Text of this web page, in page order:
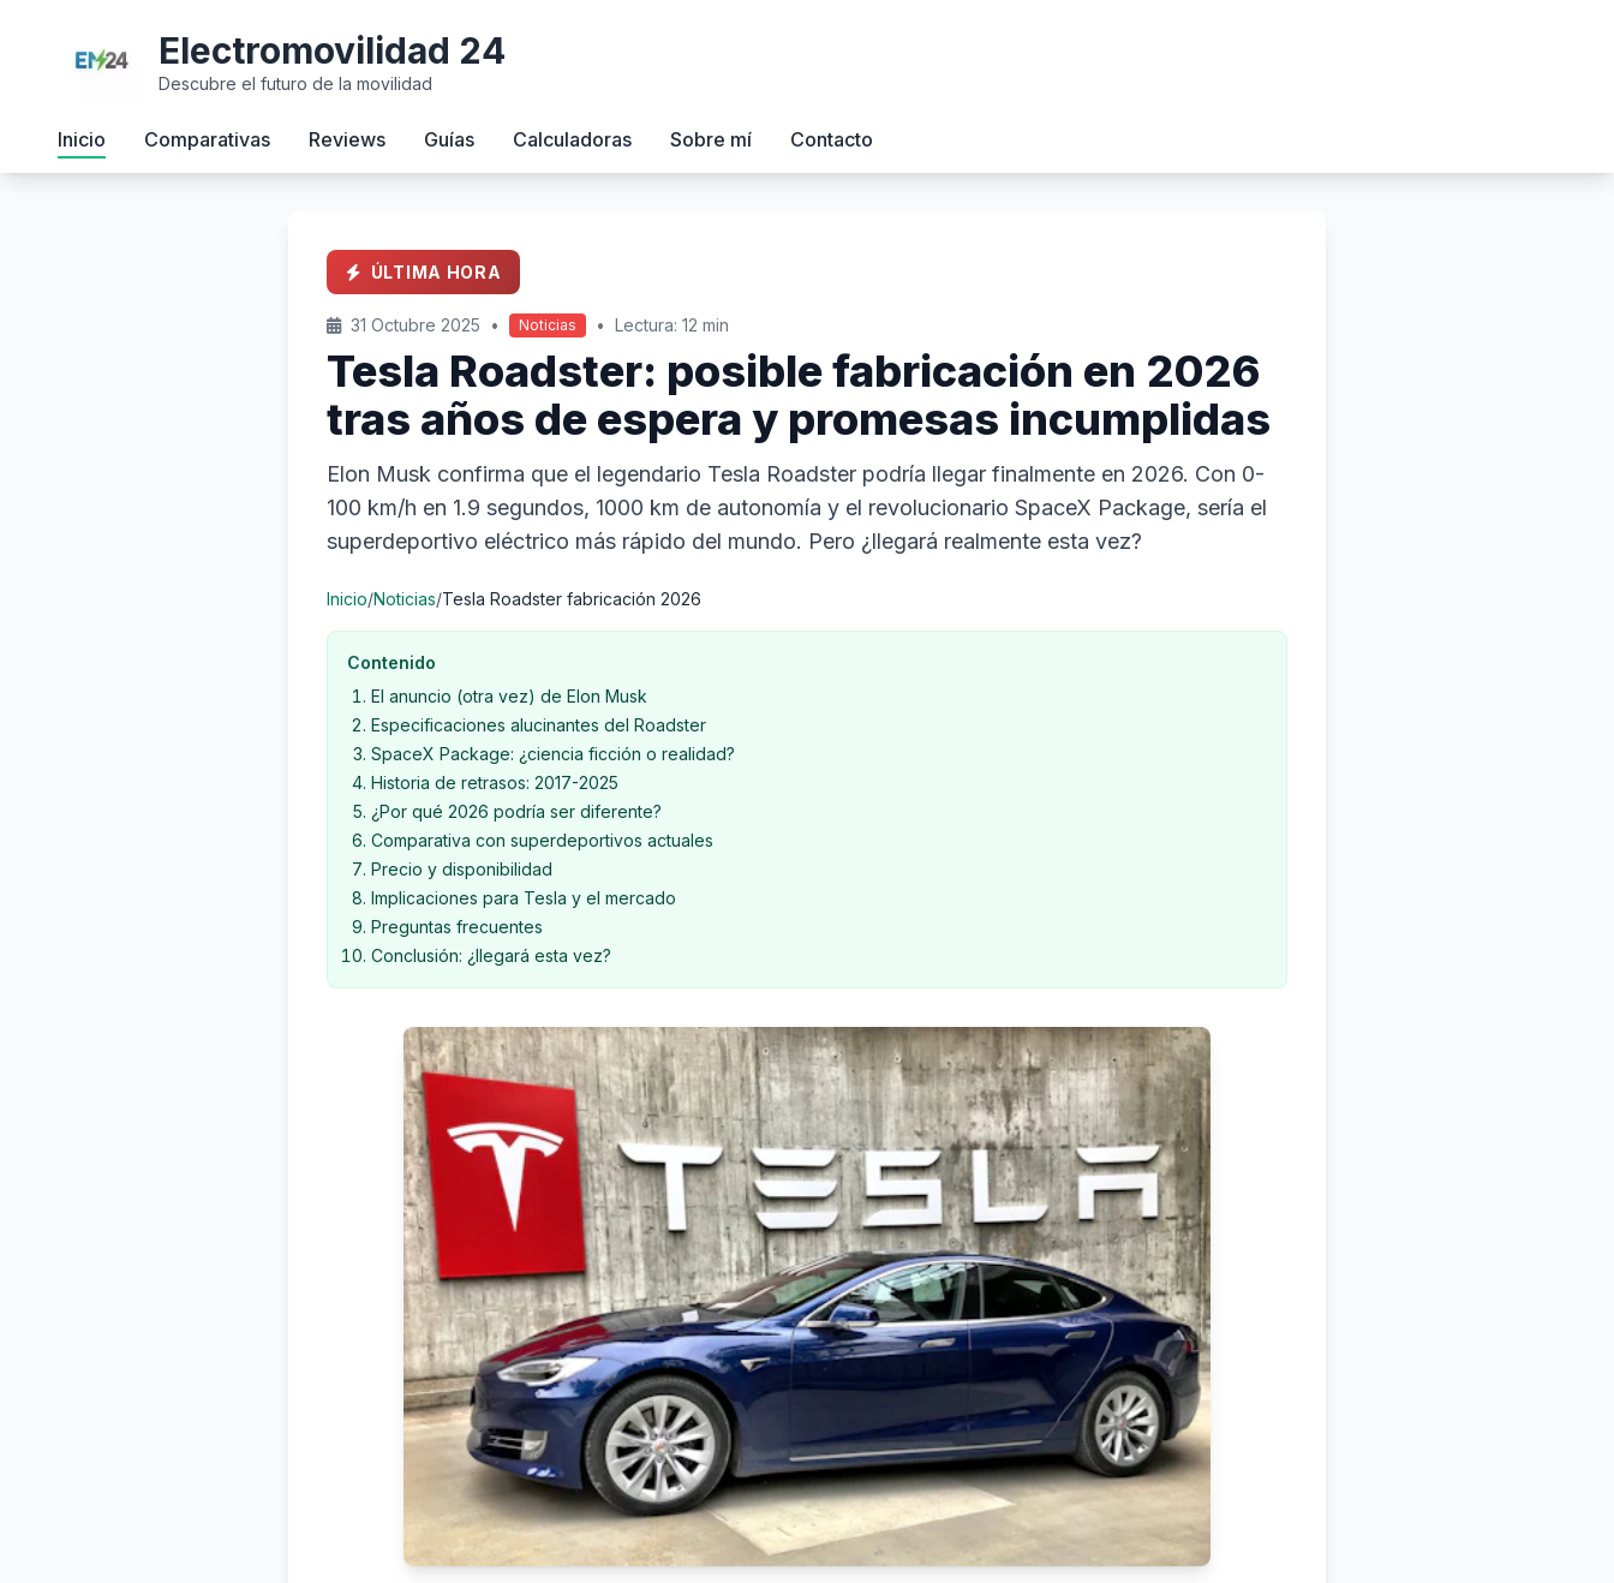
Electromovilidad 24
Descubre el futuro de la movilidad
Inicio Comparativas Reviews Guías Calculadoras Sobre mí Contacto
ÚLTIMA HORA
31 Octubre 2025 • Noticias • Lectura: 12 min
Tesla Roadster: posible fabricación en 2026
tras años de espera y promesas incumplidas
Elon Musk confirma que el legendario Tesla Roadster podría llegar finalmente en 2026. Con 0-
100 km/h en 1.9 segundos, 1000 km de autonomía y el revolucionario SpaceX Package, sería el
superdeportivo eléctrico más rápido del mundo. Pero ¿llegará realmente esta vez?
Inicio/Noticias/Tesla Roadster fabricación 2026
Contenido
El anuncio (otra vez) de Elon Musk
Especificaciones alucinantes del Roadster
SpaceX Package: ¿ciencia ficción o realidad?
Historia de retrasos: 2017-2025
¿Por qué 2026 podría ser diferente?
Comparativa con superdeportivos actuales
Precio y disponibilidad
Implicaciones para Tesla y el mercado
Preguntas frecuentes
Conclusión: ¿llegará esta vez?